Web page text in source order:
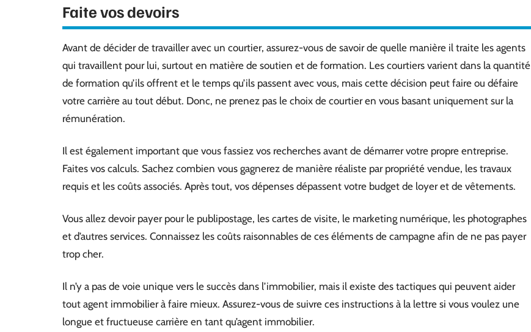
Faite vos devoirs
Avant de décider de travailler avec un courtier, assurez-vous de savoir de quelle manière il traite les agents
qui travaillent pour lui, surtout en matière de soutien et de formation. Les courtiers varient dans la quantité
de formation qu’ils offrent et le temps qu’ils passent avec vous, mais cette décision peut faire ou défaire
votre carrière au tout début. Donc, ne prenez pas le choix de courtier en vous basant uniquement sur la
rémunération.
Il est également important que vous fassiez vos recherches avant de démarrer votre propre entreprise.
Faites vos calculs. Sachez combien vous gagnerez de manière réaliste par propriété vendue, les travaux
requis et les coûts associés. Après tout, vos dépenses dépassent votre budget de loyer et de vêtements.
Vous allez devoir payer pour le publipostage, les cartes de visite, le marketing numérique, les photographes
et d’autres services. Connaissez les coûts raisonnables de ces éléments de campagne afin de ne pas payer
trop cher.
Il n’y a pas de voie unique vers le succès dans l’immobilier, mais il existe des tactiques qui peuvent aider
tout agent immobilier à faire mieux. Assurez-vous de suivre ces instructions à la lettre si vous voulez une
longue et fructueuse carrière en tant qu’agent immobilier.